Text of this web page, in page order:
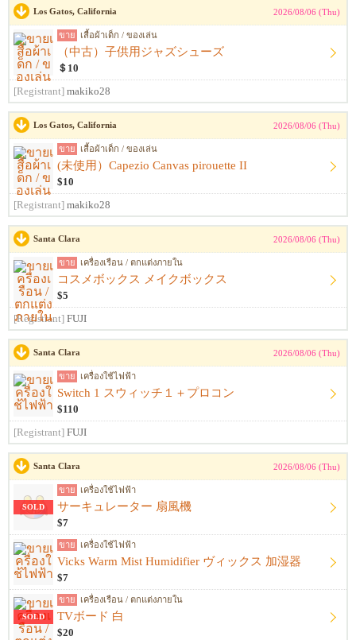
Los Gatos, California 2026/08/06 (Thu)
ขาย เสื้อผ้าเด็ก / ของเล่น
（中古）子供用ジャズシューズ
＄10
[Registrant] makiko28
Los Gatos, California 2026/08/06 (Thu)
ขาย เสื้อผ้าเด็ก / ของเล่น
(未使用）Capezio Canvas pirouette II
$10
[Registrant] makiko28
Santa Clara 2026/08/06 (Thu)
ขาย เครื่องเรือน / ตกแต่งภายใน
コスメボックス メイクボックス
$5
[Registrant] FUJI
Santa Clara 2026/08/06 (Thu)
ขาย เครื่องใช้ไฟฟ้า
Switch 1 スウィッチ１＋プロコン
$110
[Registrant] FUJI
Santa Clara 2026/08/06 (Thu)
SOLD
ขาย เครื่องใช้ไฟฟ้า
サーキュレーター 扇風機
$7
ขาย เครื่องใช้ไฟฟ้า
Vicks Warm Mist Humidifier ヴィックス 加湿器
$7
SOLD
ขาย เครื่องเรือน / ตกแต่งภายใน
TVボード 白
$20